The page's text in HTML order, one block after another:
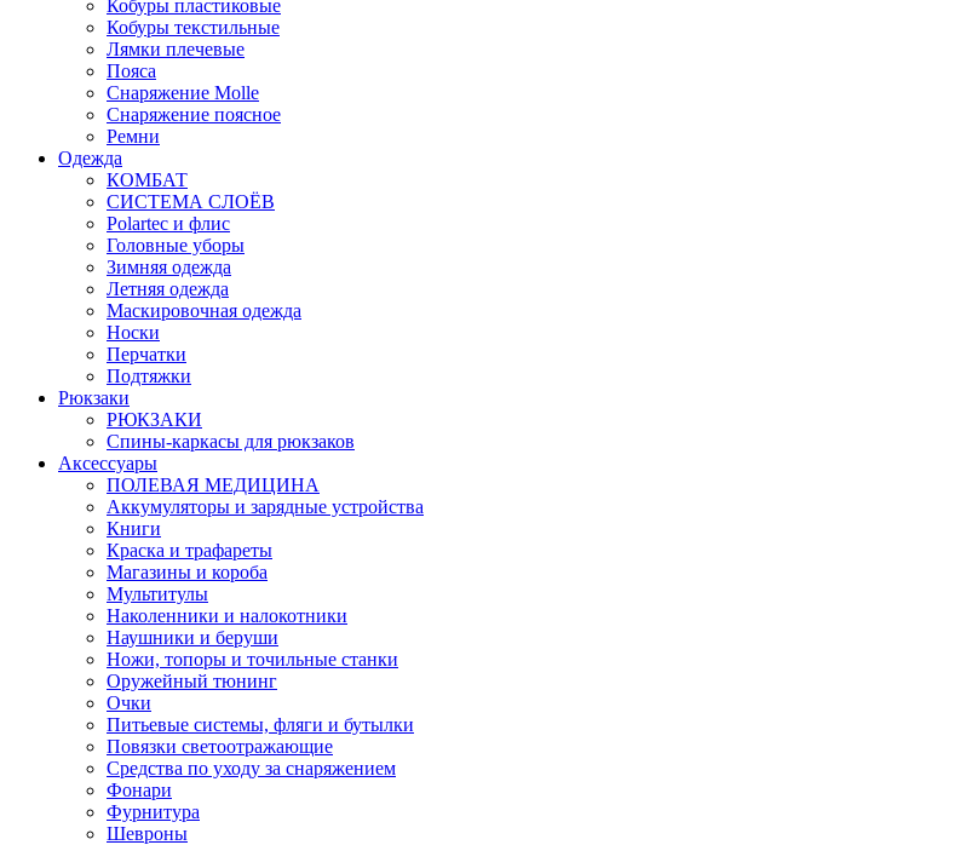
Кобуры пластиковые
Кобуры текстильные
Лямки плечевые
Пояса
Снаряжение Molle
Снаряжение поясное
Ремни
Одежда
КОМБАТ
СИСТЕМА СЛОЁВ
Polartec и флис
Головные уборы
Зимняя одежда
Летняя одежда
Маскировочная одежда
Носки
Перчатки
Подтяжки
Рюкзаки
РЮКЗАКИ
Спины-каркасы для рюкзаков
Аксессуары
ПОЛЕВАЯ МЕДИЦИНА
Аккумуляторы и зарядные устройства
Книги
Краска и трафареты
Магазины и короба
Мультитулы
Наколенники и налокотники
Наушники и беруши
Ножи, топоры и точильные станки
Оружейный тюнинг
Очки
Питьевые системы, фляги и бутылки
Повязки светоотражающие
Средства по уходу за снаряжением
Фонари
Фурнитура
Шевроны